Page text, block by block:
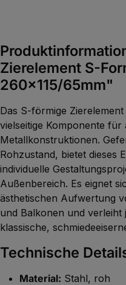
Zierelement S-
260x115/65mm"
Das S-förmige
vielseitige Komponente
Metallkonstruktionen.
Rohzustand, bietet dieses
individuelle
Außenbereich. Es eignet
ästhetischen Aufwertung
und Balkonen und verleiht
klassische,
Technische
Material: Stahl, roh